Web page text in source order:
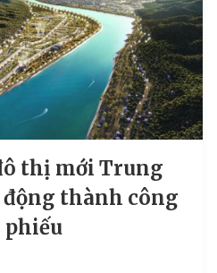
thị mới Trung
thành công
phiếu